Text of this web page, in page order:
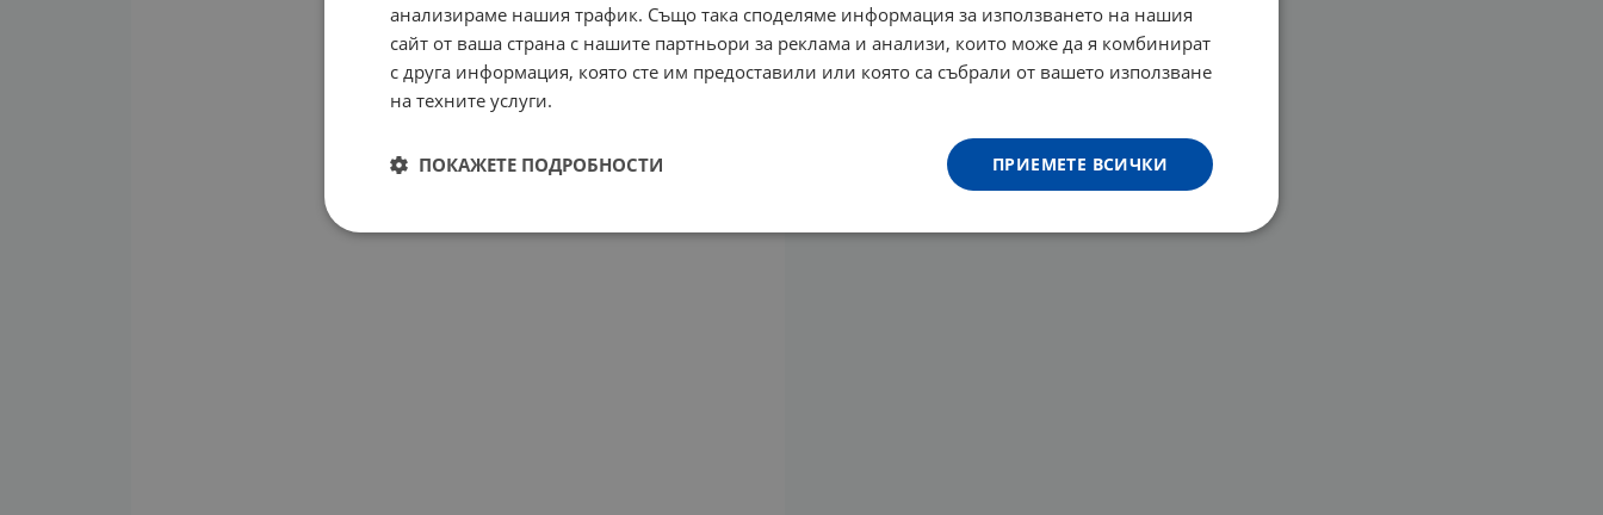
анализираме нашия трафик. Също така споделяме информация за използването на нашия
сайт от ваша страна с нашите партньори за реклама и анализи, които може да я комбинират
с друга информация, която сте им предоставили или която са събрали от вашето използване
на техните услуги.
ПРИЕМЕТЕ ВСИЧКИ
ПОКАЖЕТЕ ПОДРОБНОСТИ